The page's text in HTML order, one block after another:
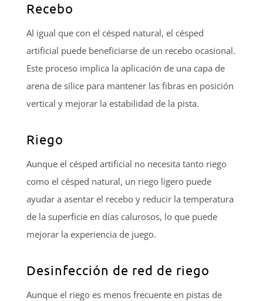
Recebo
Al igual que con el césped natural, el césped
artificial puede beneficiarse de un recebo ocasional.
Este proceso implica la aplicación de una capa de
arena de sílice para mantener las fibras en posición
vertical y mejorar la estabilidad de la pista.
Riego
Aunque el césped artificial no necesita tanto riego
como el césped natural, un riego ligero puede
ayudar a asentar el recebo y reducir la temperatura
de la superficie en días calurosos, lo que puede
mejorar la experiencia de juego.
Desinfección de red de riego
Aunque el riego es menos frecuente en pistas de